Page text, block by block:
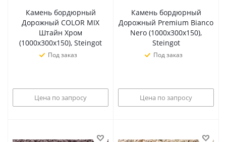
Камень бордюрный
Дорожный COLOR MIX
Штайн Хром
(1000х300х150), Steingot
Под заказ
Цена по запросу
Камень бордюрный
Дорожный Premium Bianco
Nero (1000х300х150),
Steingot
Под заказ
Цена по запросу